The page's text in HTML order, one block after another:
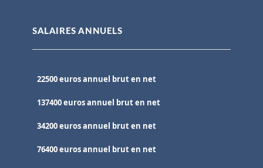
SALAIRES ANNUELS
22500 euros annuel brut en net
137400 euros annuel brut en net
34200 euros annuel brut en net
76400 euros annuel brut en net